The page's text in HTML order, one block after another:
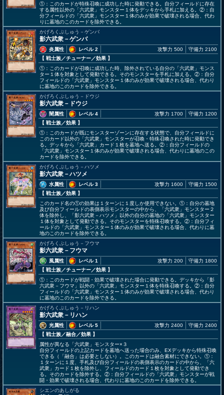
①：このカードが特殊召喚に成功した時に発動できる。自分フィールドに存在
する属性以外の「六武衆」モンスター１体をデッキから手札に加える。②：自
分フィールドの「六武衆」モンスター１体のみが効果で破壊される場合、代わ
りに墓地のこのカードを除外できる。
かげろくぶしゅう－ゲンバ
影六武衆－ゲンバ
炎属性
レベル 2
【 戦士族／チューナー／効果 】
攻撃力 500 守備力 2100
①：このカードが召喚に成功した時、除外されている自分の「六武衆」モンス
ター１体を対象として発動できる。そのモンスターを手札に加える。②：自分
フィールドの「六武衆」モンスター１体のみが効果で破壊される場合、代わり
に墓地のこのカードを除外できる。
かげろくぶしゅう－ドウジ
影六武衆－ドウジ
闇属性
レベル 4
【 戦士族／効果 】
攻撃力 1700 守備力 1200
①：このカードが既にモンスターゾーンに存在する状態で、自分フィールドに
このカード以外の「六武衆」モンスターが召喚・特殊召喚された時に発動でき
る。デッキから「六武衆」カード１枚を墓地へ送る。②：自分フィールドの
「六武衆」モンスター１体のみが効果で破壊される場合、代わりに墓地のこの
カードを除外できる。
かげろくぶしゅう－ハツメ
影六武衆－ハツメ
水属性
レベル 3
【 戦士族／効果 】
攻撃力 1600 守備力 1500
このカード名の①の効果は１ターンに１度しか使用できない。①：自分の墓地
及び自分フィールドの表側表示モンスターの中から、「六武衆」モンスター２
体を除外し、「影六武衆－ハツメ」以外の自分の墓地の「六武衆」モンスター
１体を対象として発動できる。そのモンスターを特殊召喚する。②：自分フィ
ールドの「六武衆」モンスター１体のみが効果で破壊される場合、代わりに墓
地のこのカードを除外できる。
かげろくぶしゅう－フウマ
影六武衆－フウマ
風属性
レベル 1
【 戦士族／チューナー／効果 】
攻撃力 200 守備力 1800
①：このカードが戦闘・効果で破壊された場合に発動できる。デッキから「影
六武衆－フウマ」以外の「六武衆」モンスター１体を特殊召喚する。②：自分
フィールドの「六武衆」モンスター１体のみが効果で破壊される場合、代わり
に墓地のこのカードを除外できる。
かげろくぶしゅう－リハン
影六武衆－リハン
光属性
レベル 5
【 戦士族／融合／効果 】
攻撃力 2400 守備力 2400
属性が異なる「六武衆」モンスター×３
自分フィールドの上記カードを墓地へ送った場合のみ、EXデッキから特殊召喚
できる（「融合」は必要としない）。このカードは融合素材にできない。①：
１ターンに１度、手札及び自分フィールドの表側表示のカードの中から、「六
武衆」カード１枚を除外し、フィールドのカード１枚を対象として発動でき
る。そのカードを除外する。②：自分フィールドの「六武衆」モンスターが戦
闘・効果で破壊される場合、代わりに墓地のこのカードを除外できる。
シエンのあしがる